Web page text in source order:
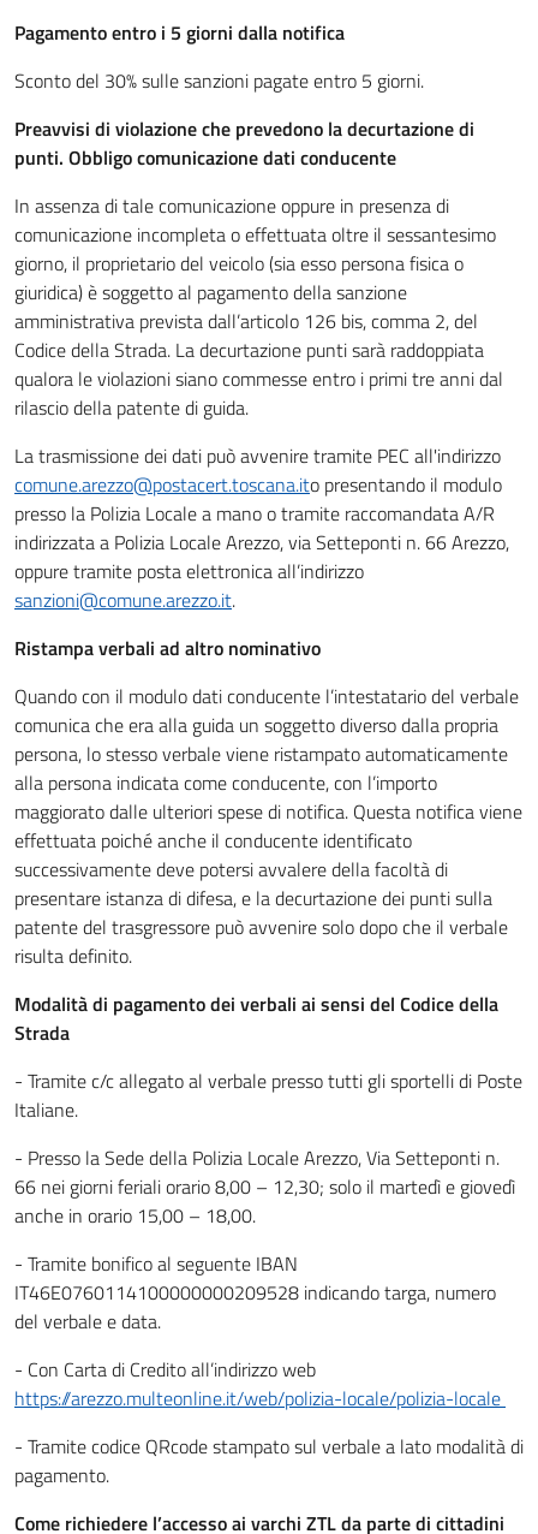
Pagamento entro i 5 giorni dalla notifica
Sconto del 30% sulle sanzioni pagate entro 5 giorni.
Preavvisi di violazione che prevedono la decurtazione di
punti. Obbligo comunicazione dati conducente
In assenza di tale comunicazione oppure in presenza di
comunicazione incompleta o effettuata oltre il sessantesimo
giorno, il proprietario del veicolo (sia esso persona fisica o
giuridica) è soggetto al pagamento della sanzione
amministrativa prevista dall’articolo 126 bis, comma 2, del
Codice della Strada. La decurtazione punti sarà raddoppiata
qualora le violazioni siano commesse entro i primi tre anni dal
rilascio della patente di guida.
La trasmissione dei dati può avvenire tramite PEC all'indirizzo
comune.arezzo@postacert.toscana.ito presentando il modulo
presso la Polizia Locale a mano o tramite raccomandata A/R
indirizzata a Polizia Locale Arezzo, via Setteponti n. 66 Arezzo,
oppure tramite posta elettronica all’indirizzo
sanzioni@comune.arezzo.it.
Ristampa verbali ad altro nominativo
Quando con il modulo dati conducente l’intestatario del verbale
comunica che era alla guida un soggetto diverso dalla propria
persona, lo stesso verbale viene ristampato automaticamente
alla persona indicata come conducente, con l’importo
maggiorato dalle ulteriori spese di notifica. Questa notifica viene
effettuata poiché anche il conducente identificato
successivamente deve potersi avvalere della facoltà di
presentare istanza di difesa, e la decurtazione dei punti sulla
patente del trasgressore può avvenire solo dopo che il verbale
risulta definito.
Modalità di pagamento dei verbali ai sensi del Codice della
Strada
- Tramite c/c allegato al verbale presso tutti gli sportelli di Poste
Italiane.
- Presso la Sede della Polizia Locale Arezzo, Via Setteponti n.
66 nei giorni feriali orario 8,00 – 12,30; solo il martedì e giovedì
anche in orario 15,00 – 18,00.
- Tramite bonifico al seguente IBAN
IT46E0760114100000000209528 indicando targa, numero
del verbale e data.
- Con Carta di Credito all’indirizzo web
https://arezzo.multeonline.it/web/polizia-locale/polizia-locale
- Tramite codice QRcode stampato sul verbale a lato modalità di
pagamento.
Come richiedere l’accesso ai varchi ZTL da parte di cittadini